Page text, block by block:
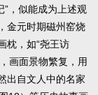
”，似能成为上述观
金元时期磁州窑烧
枕，如“尧王访
画面景物繁复，用
出自文人中的名家